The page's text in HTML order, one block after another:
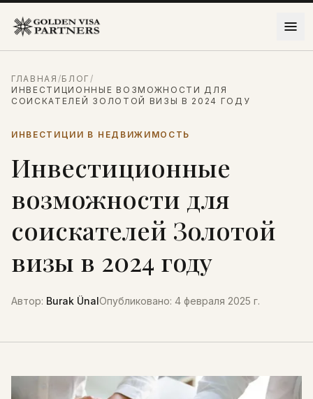
ГЛАВНАЯ /БЛОГ/
ИНВЕСТИЦИОННЫЕ ВОЗМОЖНОСТИ ДЛЯ
СОИСКАТЕЛЕЙ ЗОЛОТОЙ ВИЗЫ В 2024 ГОДУ
ИНВЕСТИЦИИ В НЕДВИЖИМОСТЬ
Инвестиционные
возможности для
соискателей Золотой
визы в 2024 году
Автор: Burak ÜnalОпубликовано: 4 февраля 2025 г.